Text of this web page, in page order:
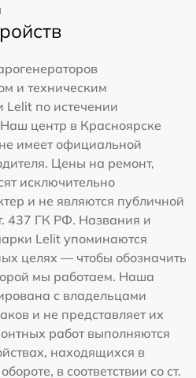
и техническим
Lelit по истечении
центр в Красноярске
имеет официальной
Цены на ремонт,
исключительно
и не являются публичной
437 ГК РФ. Названия и
Lelit упоминаются
целях — чтобы обозначить
мы работаем. Наша
с владельцами
и не представляет их
работ выполняются
находящихся в
в соответствии со ст.